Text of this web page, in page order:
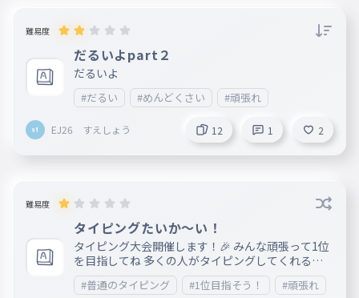
難易度
だるいよpart２
だるいよ
#だるい #めんどくさい #頑張れ
EJ26 すえしょう 12 1 2
難易度
タイピングたいか～い！
タイピング大会開催します！🎉 みんな頑張って1位
を目指してね 多くの人がタイピングしてくれるこ
とを願ってまーす ヨロシク！！ 入れてほしい単語
とかあったらコメントで言ってね☆
#普通のタイピング #1位目指そう！ #頑張れ